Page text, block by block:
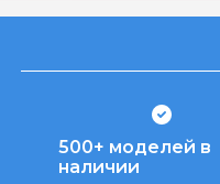
500+ моделей в
наличии